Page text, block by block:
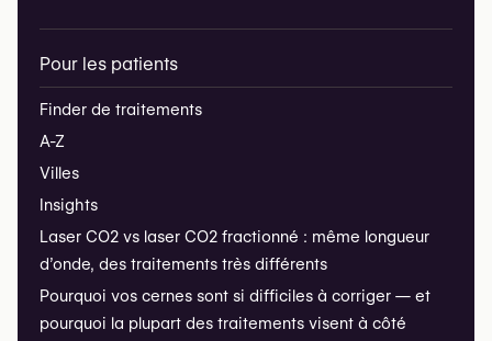
Pour les patients
Finder de traitements
A-Z
Villes
Insights
Laser CO2 vs laser CO2 fractionné : même longueur
d’onde, des traitements très différents
Pourquoi vos cernes sont si difficiles à corriger — et
pourquoi la plupart des traitements visent à côté